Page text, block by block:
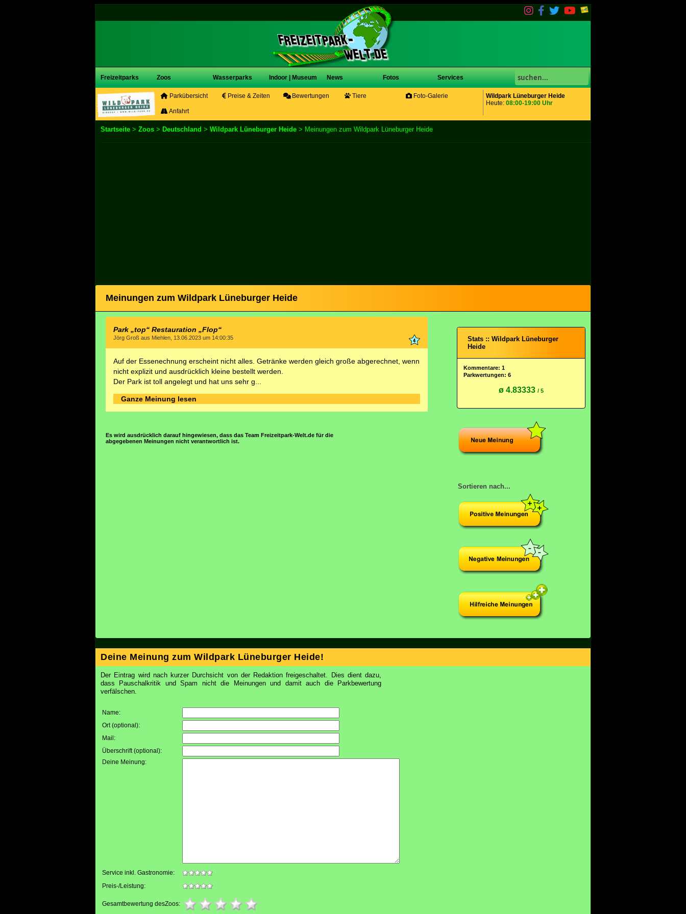
Freizeitparks Zoos Wasserparks Indoor | Museum News Fotos Services
Wildpark Lüneburger Heide
Heute: 08:00-19:00 Uhr
Parkübersicht Preise & Zeiten Bewertungen Tiere Foto-Galerie
Anfahrt
Startseite > Zoos > Deutschland > Wildpark Lüneburger Heide > Meinungen zum Wildpark Lüneburger Heide
Meinungen zum Wildpark Lüneburger Heide
Park „top“ Restauration „Flop“
Jörg Groß aus Miehlen, 13.06.2023 um 14:00:35
Auf der Essenechnung erscheint nicht alles. Getränke werden gleich große abgerechnet, wenn
nicht explizit und ausdrücklich kleine bestellt werden.
Der Park ist toll angelegt und hat uns sehr g...
Ganze Meinung lesen
Stats :: Wildpark Lüneburger
Heide
Kommentare: 1
Parkwertungen: 6
ø 4.83333 / 5
Sortieren nach...
Es wird ausdrücklich darauf hingewiesen, dass das Team Freizeitpark-Welt.de für die
abgegebenen Meinungen nicht verantwortlich ist.
Deine Meinung zum Wildpark Lüneburger Heide!
Der Eintrag wird nach kurzer Durchsicht von der Redaktion freigeschaltet. Dies dient dazu,
dass Pauschalkritik und Spam nicht die Meinungen und damit auch die Parkbewertung
verfälschen.
Name:
Ort (optional):
Mail:
Überschrift (optional):
Deine Meinung:
Service inkl. Gastronomie:
Preis-/Leistung:
Gesamtbewertung desZoos: